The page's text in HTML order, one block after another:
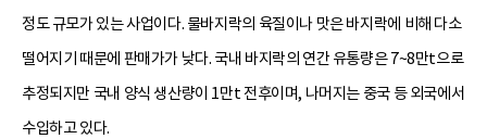
정도 규모가 있는 사업이다. 물바지락의 육질이나 맛은 바지락에 비해 다소
떨어지기 때문에 판매가가 낮다. 국내 바지락의 연간 유통량은 7~8만t으로
추정되지만 국내 양식 생산량이 1만t 전후이며, 나머지는 중국 등 외국에서
수입하고 있다.